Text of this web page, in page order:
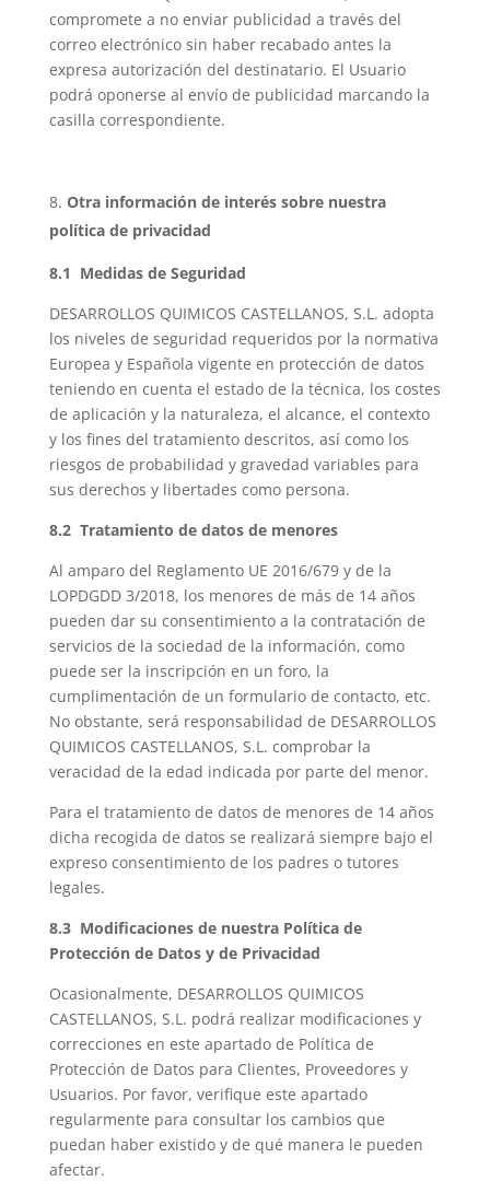
compromete a no enviar publicidad a través del
correo electrónico sin haber recabado antes la
expresa autorización del destinatario. El Usuario
podrá oponerse al envío de publicidad marcando la
casilla correspondiente.
Otra información de interés sobre nuestra
política de privacidad
8.1 Medidas de Seguridad
DESARROLLOS QUIMICOS CASTELLANOS, S.L. adopta
los niveles de seguridad requeridos por la normativa
Europea y Española vigente en protección de datos
teniendo en cuenta el estado de la técnica, los costes
de aplicación y la naturaleza, el alcance, el contexto
y los fines del tratamiento descritos, así como los
riesgos de probabilidad y gravedad variables para
sus derechos y libertades como persona.
8.2 Tratamiento de datos de menores
Al amparo del Reglamento UE 2016/679 y de la
LOPDGDD 3/2018, los menores de más de 14 años
pueden dar su consentimiento a la contratación de
servicios de la sociedad de la información, como
puede ser la inscripción en un foro, la
cumplimentación de un formulario de contacto, etc.
No obstante, será responsabilidad de DESARROLLOS
QUIMICOS CASTELLANOS, S.L. comprobar la
veracidad de la edad indicada por parte del menor.
Para el tratamiento de datos de menores de 14 años
dicha recogida de datos se realizará siempre bajo el
expreso consentimiento de los padres o tutores
legales.
8.3 Modificaciones de nuestra Política de
Protección de Datos y de Privacidad
Ocasionalmente, DESARROLLOS QUIMICOS
CASTELLANOS, S.L. podrá realizar modificaciones y
correcciones en este apartado de Política de
Protección de Datos para Clientes, Proveedores y
Usuarios. Por favor, verifique este apartado
regularmente para consultar los cambios que
puedan haber existido y de qué manera le pueden
afectar.